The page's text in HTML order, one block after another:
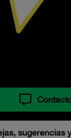
sugerencias